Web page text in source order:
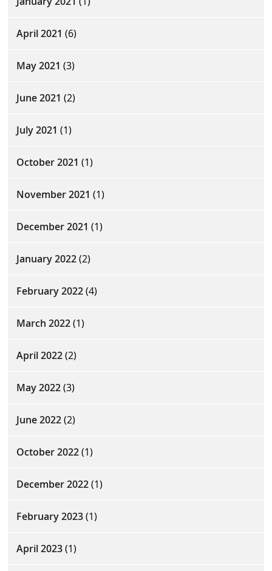
April 2021 (6)
May 2021 (3)
June 2021 (2)
July 2021 (1)
October 2021 (1)
November 2021 (1)
December 2021 (1)
January 2022(2)
February 2022(4)
March 2022(1)
April 2022(2)
May 2022(3)
June 2022(2)
October 2022(1)
December 2022(1)
February 2023(1)
April 2023(1)